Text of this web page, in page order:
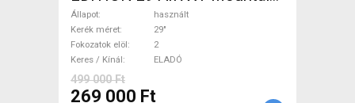
Bike 29" elöl teleszkópos
használt ELADÓ
Állapot
használt
Kerék méret
29"
Fokozatok elöl
2
Keres / Kínál
ELADÓ
499 000 Ft
269 000 Ft